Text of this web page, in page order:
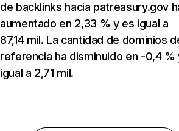
de backlinks hacia patreasury.gov
aumentado en 2,33 % y es igual a
87,14 mil. La cantidad de dominios
referencia ha disminuido en -0,4 %
igual a 2,71 mil.